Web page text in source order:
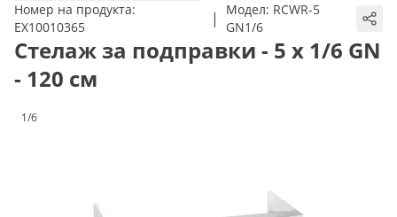
Номер на продукта:
EX10010365
| Модел: RCWR-5
GN1/6
Стелаж за подправки - 5 x 1/6 GN
- 120 см
1/6